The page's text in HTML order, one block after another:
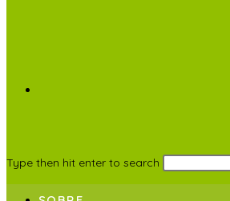
Type then hit enter to search